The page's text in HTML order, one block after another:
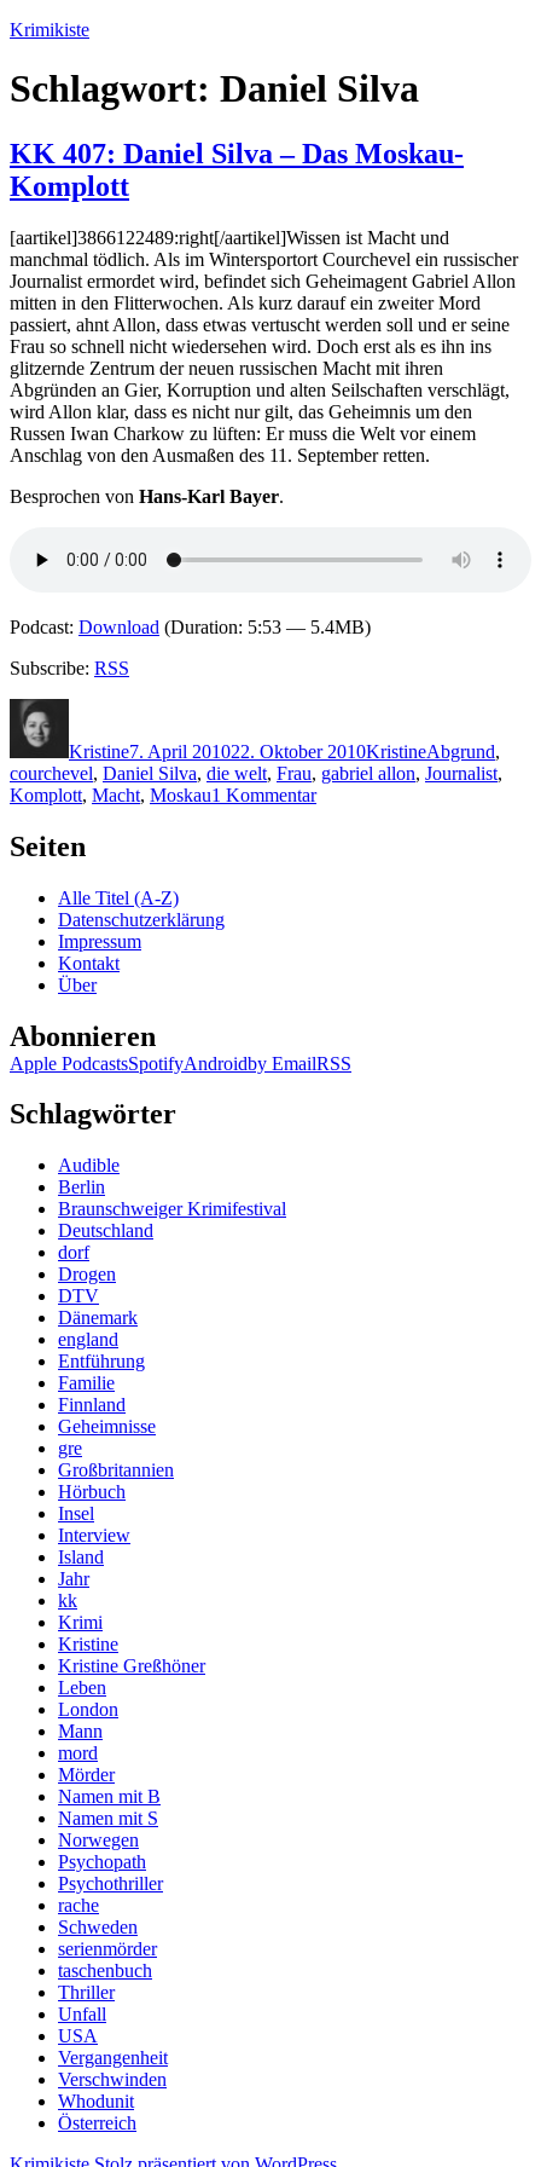
Zum
springen
Krimikiste
Schlagwort: Daniel Silva
KK 407: Daniel Silva – Das Moskau-
Komplott
[aartikel]3866122489:right[/aartikel]Wissen ist Macht und
manchmal tödlich. Als im Wintersportort Courchevel ein russischer
Journalist ermordet wird, befindet sich Geheimagent Gabriel Allon
mitten in den Flitterwochen. Als kurz darauf ein zweiter Mord
passiert, ahnt Allon, dass etwas vertuscht werden soll und er seine
Frau so schnell nicht wiedersehen wird. Doch erst als es ihn ins
glitzernde Zentrum der neuen russischen Macht mit ihren
Abgründen an Gier, Korruption und alten Seilschaften verschlägt,
wird Allon klar, dass es nicht nur gilt, das Geheimnis um den
Russen Iwan Charkow zu lüften: Er muss die Welt vor einem
Anschlag von den Ausmaßen des 11. September retten.
Besprochen von Hans-Karl Bayer.
Podcast: Download (Duration: 5:53 — 5.4MB)
Subscribe: RSS
Kristine7. April 201022. Oktober 2010KristineAbgrund,
courchevel, Daniel Silva, die welt, Frau, gabriel allon, Journalist,
Komplott, Macht, Moskau1 Kommentarzu
Seiten
Alle Titel (A-Z)
Datenschutzerklärung
Impressum
Kontakt
Über
Abonnieren
Apple PodcastsSpotifyAndroidby EmailRSS
Schlagwörter
Audible
Berlin
Braunschweiger Krimifestival
Deutschland
dorf
Drogen
DTV
Dänemark
england
Entführung
Familie
Finnland
Geheimnisse
gre
Großbritannien
Hörbuch
Insel
Interview
Island
Jahr
kk
Krimi
Kristine
Kristine Greßhöner
Leben
London
Mann
mord
Mörder
Namen mit B
Namen mit S
Norwegen
Psychopath
Psychothriller
rache
Schweden
serienmörder
taschenbuch
Thriller
Unfall
USA
Vergangenheit
Verschwinden
Whodunit
Österreich